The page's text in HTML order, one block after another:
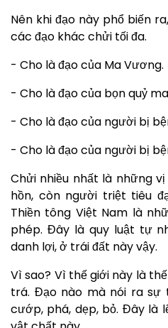
Nên khi đạo này phổ biến
các đạo khác chửi tối đa.
- Cho là đạo của Ma Vương.
- Cho là đạo của bọn quỷ
- Cho là đạo của người bị
- Cho là đạo của người bị
Chửi nhiều nhất là những
hồn, còn người triệt tiêu
Thiền tông Việt Nam là
phép. Đây là quy luật tự
danh lợi, ở trái đất này vậy.
Vì sao? Vì thế giới này là
trá. Đạo nào mà nói ra
cướp, phá, dẹp, bỏ. Đây là